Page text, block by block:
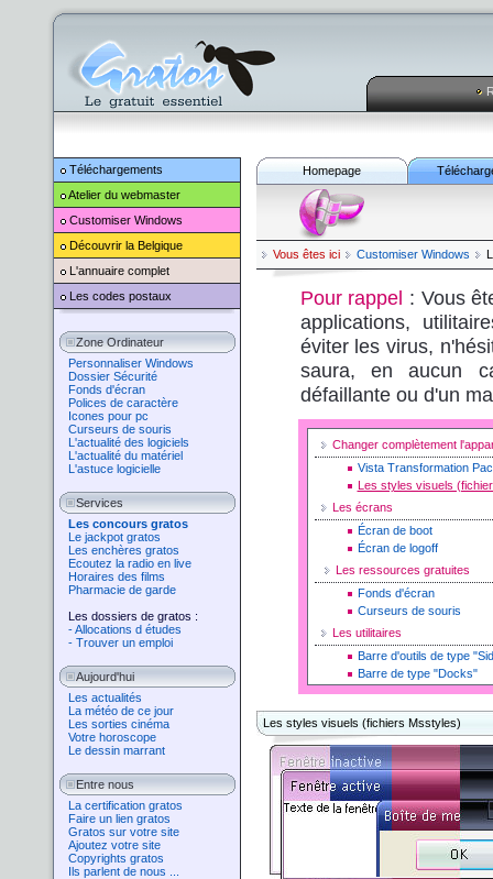
Téléchargements
Atelier du webmaster
Customiser Windows
Découvrir la Belgique
L'annuaire complet
Les codes postaux
Zone Ordinateur
Personnaliser Windows
Dossier Sécurité
Fonds d'écran
Polices de caractère
Icones pour pc
Curseurs de souris
L'actualité des logiciels
L'actualité du matériel
L'astuce logicielle
Services
Les concours gratos
Le jackpot gratos
Les enchères gratos
Ecoutez la radio en live
Horaires des films
Pharmacie de garde
Les dossiers de gratos :
- Allocations d études
- Trouver un emploi
Aujourd'hui
Les actualités
La météo de ce jour
Les sorties cinéma
Votre horoscope
Le dessin marrant
Entre nous
La certification gratos
Faire un lien gratos
Gratos sur votre site
Ajoutez votre site
Copyrights gratos
Ils parlent de nous ...
Homepage
Vous êtes ici Customiser Windows
Pour rappel : Vous
applications,
éviter les virus,
saura, en aucun
défaillante ou d'un
Changer complètement
Vista Transformation
Les styles visuels
Les écrans
Écran de boot
Écran de logoff
Les ressources gratuites
Fonds d'écran
Curseurs de souris
Les utilitaires
Barre d'outils de type
Barre de type "Docks"
Les styles visuels (fichiers Msstyles)